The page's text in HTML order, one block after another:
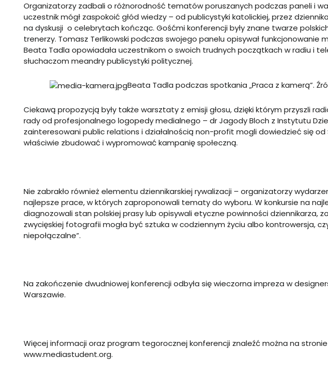
Organizatorzy zadbali o różnorodność tematów poruszanych podczas paneli i
uczestnik mógł zaspokoić głód wiedzy – od publicystyki katolickiej, przez
na dyskusji o celebrytach kończąc. Gośćmi konferencji były znane twarze
trenerzy. Tomasz Terlikowski podczas swojego panelu opisywał funkcjonowanie
Beata Tadla opowiadała uczestnikom o swoich trudnych początkach w radiu i
słuchaczom meandry publicystyki politycznej.
Beata Tadla podczas spotkania „Praca z kamerą”.
Ciekawą propozycją były także warsztaty z emisji głosu, dzięki którym przyszli
rady od profesjonalnego logopedy medialnego – dr Jagody Bloch z Instytutu
zainteresowani public relations i działalnością non-profit mogli dowiedzieć się od
właściwie zbudować i wypromować kampanię społeczną.
Nie zabrakło również elementu dziennikarskiej rywalizacji – organizatorzy
najlepsze prace, w których zaproponowali tematy do wyboru. W konkursie na
diagnozowali stan polskiej prasy lub opisywali etyczne powinności dziennikarza,
zwycięskiej fotografii mogła być sztuka w codziennym życiu albo kontrowersja,
niepołączalne”.
Na zakończenie dwudniowej konferencji odbyła się wieczorna impreza w
Warszawie.
Więcej informacji oraz program tegorocznej konferencji znaleźć można na
www.mediastudent.org.